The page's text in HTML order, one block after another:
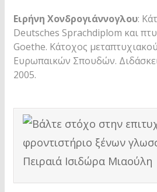
Ειρήνη Χονδρογιάννογλου:
Deutsches Sprachdiplom και
Goethe. Κάτοχος
Ευρωπαικών Σπουδών.
2005.